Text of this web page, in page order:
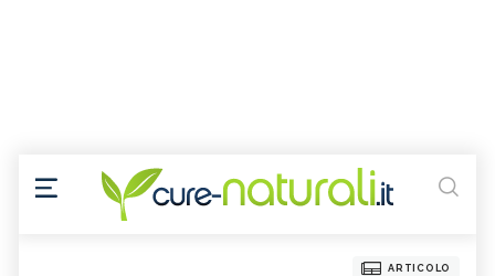
ARTICOLO